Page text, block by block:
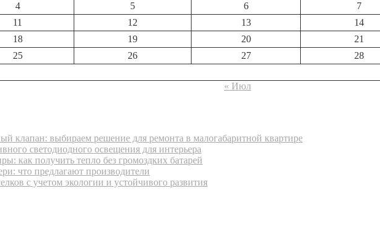
4 5 6 7
11 12 13 14
18 19 20 21
25 26 27 28
« Июл
клапан: выбираем решение для ремонта в малогабаритной квартире
светодиодного освещения для интерьера
как получить тепло без громоздких батарей
что предлагают производители
с учетом экологии и устойчивого развития